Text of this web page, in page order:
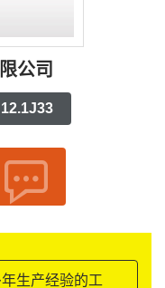
公司
生产经验的工